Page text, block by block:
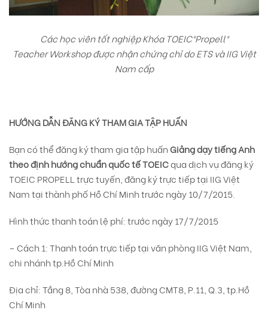
Các học viên tốt nghiệp Khóa TOEIC®Propell®
Teacher Workshop được nhận chứng chỉ do ETS và IIG Việt
Nam cấp
HƯỚNG DẪN ĐĂNG KÝ THAM GIA TẬP HUẤN
Bạn có thể đăng ký tham gia tập huấn Giảng dạy tiếng Anh
theo định hướng chuẩn quốc tế TOEICqua dịch vụ đăng ký
TOEIC PROPELL trực tuyến, đăng ký trực tiếp tại IIG Việt
Nam tại thành phố Hồ Chí Minh trước ngày 10/7/2015.
Hình thức thanh toán lệ phí: trước ngày 17/7/2015
– Cách 1: Thanh toán trực tiếp tại văn phòng IIG Việt Nam,
chi nhánh tp.Hồ Chí Minh
Địa chỉ: Tầng 8, Tòa nhà 538, đường CMT8, P.11, Q.3, tp.Hồ
Chí Minh